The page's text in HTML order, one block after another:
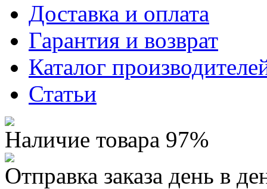
Доставка и оплата
Гарантия и возврат
Каталог
Статьи
Наличие товара 97%
Отправка заказа день в